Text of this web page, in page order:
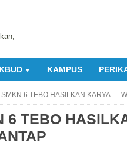
▼ KAMPUS
SMKN 6 TEBO HASILKAN
6 TEBO